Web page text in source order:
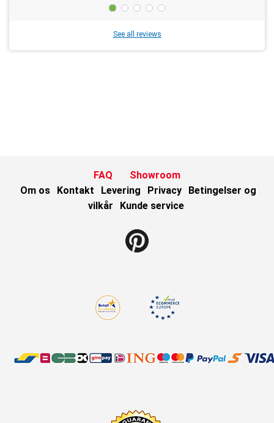
See all reviews
FAQ
Showroom
Om os
Kontakt Levering Privacy
Betingelser og
vilkår
Kunde service